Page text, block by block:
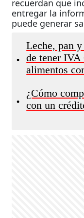
recuerdan que
entregar la
puede generar
•
Leche, pan
de tener IVA
alimentos
•
¿Cómo
con un